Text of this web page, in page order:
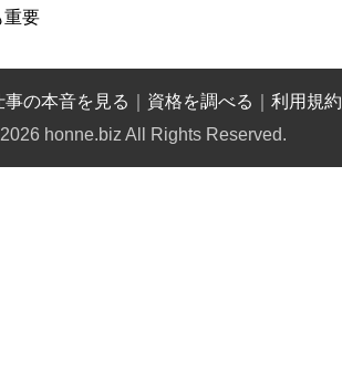
重要
事の本音を見る 資格を調べる 利用規約
honne.biz All Rights Reserved.